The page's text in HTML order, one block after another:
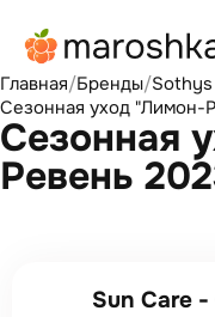
Главная/Бренды/
Сезонная уход "Лимон-
Сезонная
Ревень
Sun Care